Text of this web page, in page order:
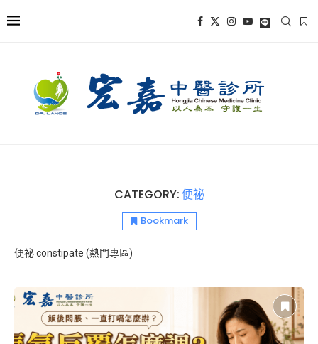
CATEGORY:便祕
Bookmark
便祕 constipate (熱門專區)